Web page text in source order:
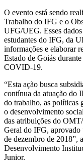
O evento está sendo
Trabalho do IFG e o
UFG/UEG. Esses
estudantes do IFG, da
informações e elaborar
Estado de Goiás
COVID-19.
“Esta ação busca
contínua da atuação do
do trabalho, as políticas
o desenvolvimento
das atribuições do
Geral do IFG, aprovado
de dezembro de 2018”,
Desenvolvimento
Junior.